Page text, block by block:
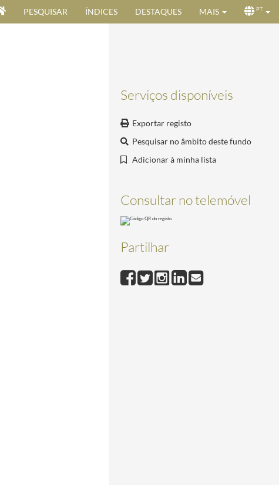
PESQUISAR ÍNDICES DESTAQUES MAIS PT
Serviços disponíveis
Exportar registo
Pesquisar no âmbito deste fundo
Adicionar à minha lista
Consultar no telemóvel
Partilhar